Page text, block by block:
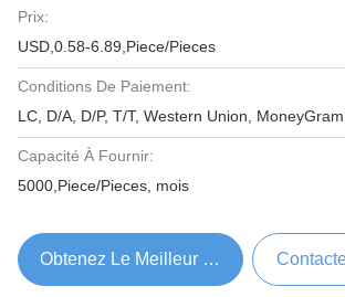
Prix:
USD,0.58-6.89,Piece/Pieces
Conditions De Paiement:
LC, D/A, D/P, T/T, Western Union, MoneyGram
Capacité À Fournir:
5000,Piece/Pieces, mois
Obtenez Le Meilleur Prix